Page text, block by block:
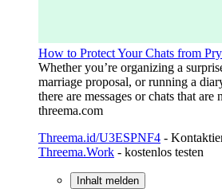
How to Protect Your Chats from
Whether you’re organizing a
marriage proposal, or running a
there are messages or chats that
threema.com
Threema.id/U3ESPNF4 -
Threema.Work - kostenlos testen
Inhalt melden